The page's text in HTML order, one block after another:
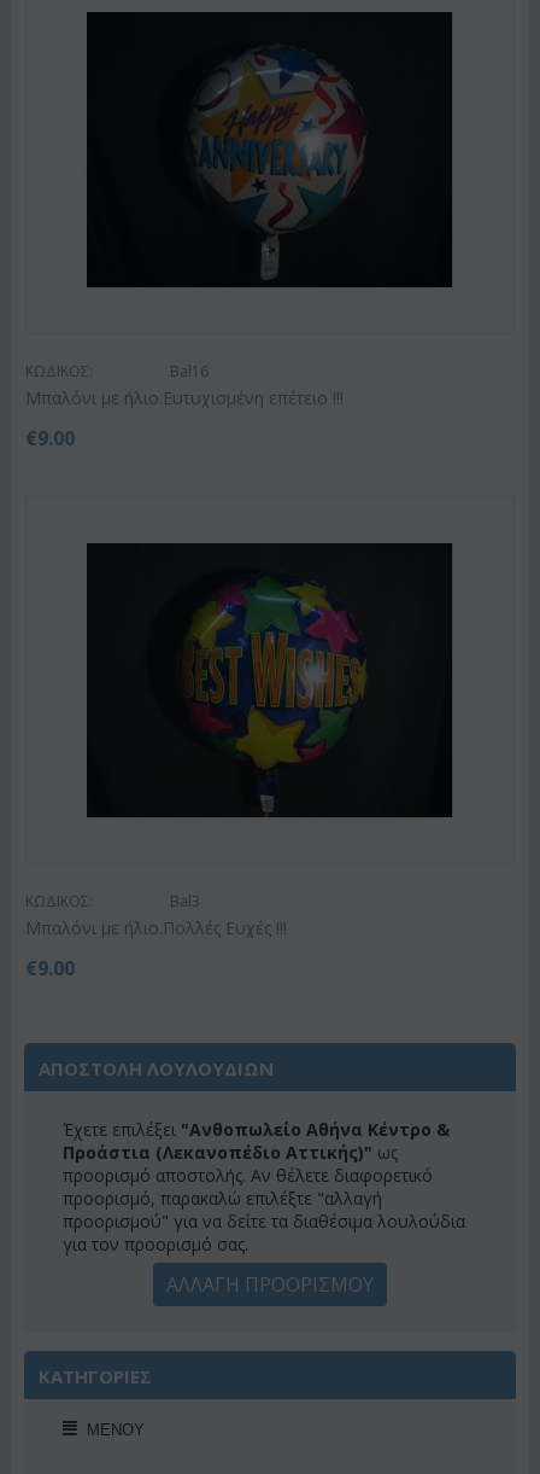
ΚΩΔΙΚΟΣ: Bal16
Μπαλόνι με ήλιο.Ευτυχισμένη επέτειο !!!
€9.00
ΚΩΔΙΚΟΣ: Bal3
Μπαλόνι με ήλιο.Πολλές Ευχές !!!
€9.00
ΑΠΟΣΤΟΛΗ ΛΟΥΛΟΥΔΙΩΝ
Έχετε επιλέξει "Ανθοπωλείο Αθήνα Κέντρο &
Προάστια (Λεκανοπέδιο Αττικής)" ως
προορισμό αποστολής. Αν θέλετε διαφορετικό
προορισμό, παρακαλώ επιλέξτε "αλλαγή
προορισμού" για να δείτε τα διαθέσιμα λουλούδια
για τον προορισμό σας.
ΑΛΛΑΓΗ ΠΡΟΟΡΙΣΜΟΥ
ΚΑΤΗΓΟΡΙΕΣ
ΜΕΝΟΎ